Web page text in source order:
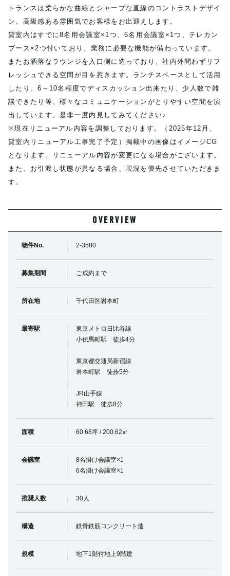
トランスは柔らかな曲線とシャープな直線のコントラストデザイ
ン。高級感ある雰囲気でお客様をお出迎えします。
貸室内はすでに8名用会議室×1つ、6名用会議室×1つ、テレカン
ブース×2つ付いており、業務に必要な機能が備わっています。
またお洒落なラウンジを入口側に造っており、社内外問わずリフ
レッシュできる空間が目を惹きます。ランチスペースとして活用
したり、6～10名程度でディスカッション出来たり、少人数で雑
談できたり等、様々なコミュニケーションがとりやすい空間を演
出しています。是非一度内見してみてください♪
※現在リニューアル内容を調整しております。（2025年12月、
貸室内リニューアル工事完了予定）掲載中の画像はイメージCG
となります。リニューアル内容が変更になる場合がございます。
また、お引渡し状態が異なる場合、現況を優先させていただきま
す。
OVERVIEW
物件No. 2-3580
募集期間 ご成約まで
所在地 千代田区岩本町
最寄駅
東京メトロ日比谷線
小伝馬町駅 徒歩4分
東京都交通局新宿線
岩本町駅 徒歩5分
JR山手線
神田駅 徒歩8分
面積 60.68坪 / 200.62㎡
会議室
8名掛け会議室×1
6名掛け会議室×1
推奨人数 30人
構造 鉄骨鉄筋コンクリート造
規模 地下1階付地上9階建